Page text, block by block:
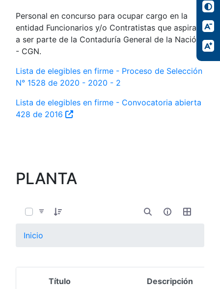
Personal en concurso para ocupar cargo en la
entidad Funcionarios y/o Contratistas que aspiran
a ser parte de la Contaduría General de la Nación
- CGN.
Lista de elegibles en firme - Proceso de Selección
N° 1528 de 2020 - 2020 - 2
Lista de elegibles en firme - Convocatoria abierta
428 de 2016
PLANTA
Inicio
Selección del elemento
Título Descripción